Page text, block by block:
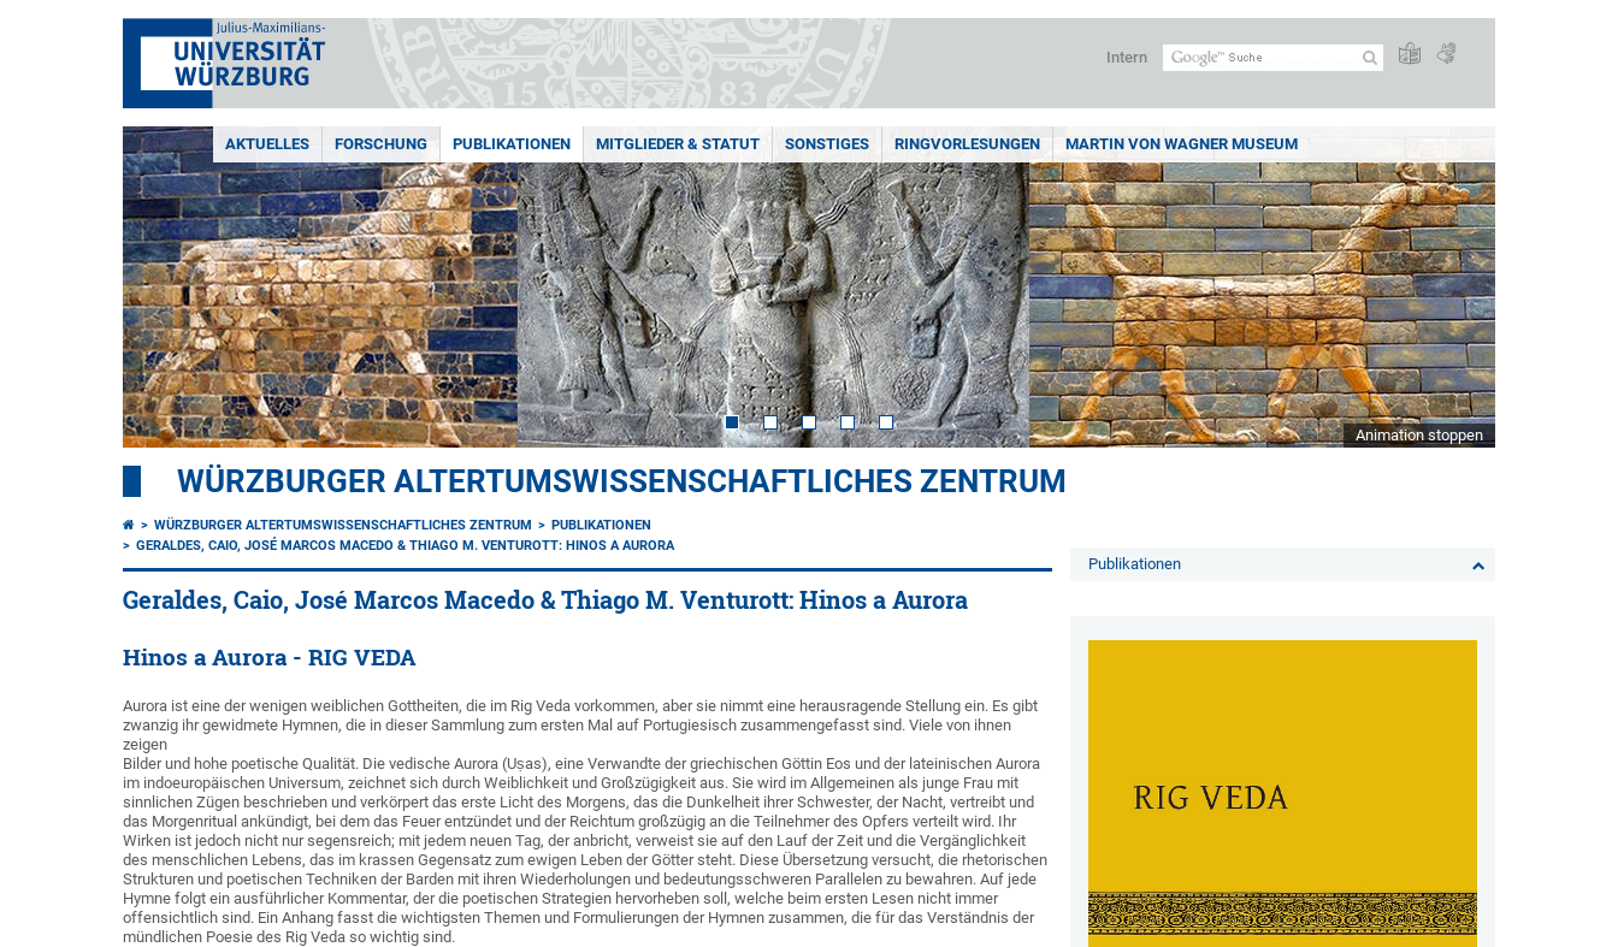
Intern
AKTUELLES FORSCHUNG PUBLIKATIONEN MITGLIEDER & STATUT SONSTIGES RINGVORLESUNGEN MARTIN VON WAGNER MUSEUM
Animation stoppen
WÜRZBURGER ALTERTUMSWISSENSCHAFTLICHES ZENTRUM
WÜRZBURGER ALTERTUMSWISSENSCHAFTLICHES ZENTRUM
PUBLIKATIONEN
GERALDES, CAIO, JOSÉ MARCOS MACEDO & THIAGO M. VENTUROTT: HINOS A AURORA
Geraldes, Caio, José Marcos Macedo & Thiago M. Venturott: Hinos a Aurora
Hinos a Aurora - RIG VEDA
Aurora ist eine der wenigen weiblichen Gottheiten, die im Rig Veda vorkommen, aber sie nimmt eine herausragende Stellung ein. Es gibt
zwanzig ihr gewidmete Hymnen, die in dieser Sammlung zum ersten Mal auf Portugiesisch zusammengefasst sind. Viele von ihnen
zeigen
Bilder und hohe poetische Qualität. Die vedische Aurora (Uṣas), eine Verwandte der griechischen Göttin Eos und der lateinischen Aurora
im indoeuropäischen Universum, zeichnet sich durch Weiblichkeit und Großzügigkeit aus. Sie wird im Allgemeinen als junge Frau mit
sinnlichen Zügen beschrieben und verkörpert das erste Licht des Morgens, das die Dunkelheit ihrer Schwester, der Nacht, vertreibt und
das Morgenritual ankündigt, bei dem das Feuer entzündet und der Reichtum großzügig an die Teilnehmer des Opfers verteilt wird. Ihr
Wirken ist jedoch nicht nur segensreich; mit jedem neuen Tag, der anbricht, verweist sie auf den Lauf der Zeit und die Vergänglichkeit
des menschlichen Lebens, das im krassen Gegensatz zum ewigen Leben der Götter steht. Diese Übersetzung versucht, die rhetorischen
Strukturen und poetischen Techniken der Barden mit ihren Wiederholungen und bedeutungsschweren Parallelen zu bewahren. Auf jede
Hymne folgt ein ausführlicher Kommentar, der die poetischen Strategien hervorheben soll, welche beim ersten Lesen nicht immer
offensichtlich sind. Ein Anhang fasst die wichtigsten Themen und Formulierungen der Hymnen zusammen, die für das Verständnis der
mündlichen Poesie des Rig Veda so wichtig sind.
Publikationen